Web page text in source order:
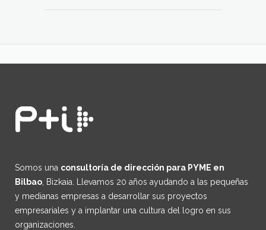
Somos una consultoría de dirección para PYME en
Bilbao , Bizkaia. Llevamos 20 años ayudando a las pequeñas
y medianas empresas a desarrollar sus proyectos
empresariales y a implantar una cultura del logro en sus
organizaciones.